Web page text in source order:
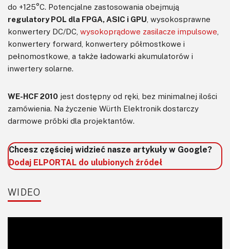
do +125°C. Potencjalne zastosowania obejmują
regulatory POL dla FPGA, ASIC i GPU , wysokosprawne
konwertery DC/DC, wysokoprądowe zasilacze impulsowe
konwertery forward, konwertery półmostkowe i
pełnomostkowe, a także ładowarki akumulatorów i
inwertery solarne.
WE-HCF 2010 jest dostępny od ręki, bez minimalnej ilości
zamówienia. Na życzenie Würth Elektronik dostarczy
darmowe próbki dla projektantów.
Chcesz częściej widzieć nasze artykuły w Google?
Dodaj ELPORTAL do ulubionych źródeł
WIDEO